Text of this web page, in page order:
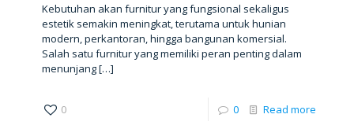
Kebutuhan akan furnitur yang fungsional sekaligus
estetik semakin meningkat, terutama untuk hunian
modern, perkantoran, hingga bangunan komersial.
Salah satu furnitur yang memiliki peran penting dalam
menunjang[…]
0 0 Read more